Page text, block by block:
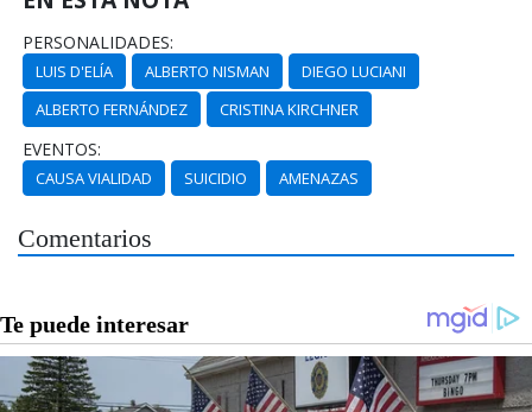
PERSONALIDADES:
LUIS D'ELÍA ALBERTO NISMAN
DIEGO LUCIANI
ALBERTO FERNÁNDEZ
CRISTINA KIRCHNER
EVENTOS:
CAUSA VIALIDAD SUICIDIO AMENAZAS
Comentarios